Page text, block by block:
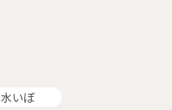
水いぼ